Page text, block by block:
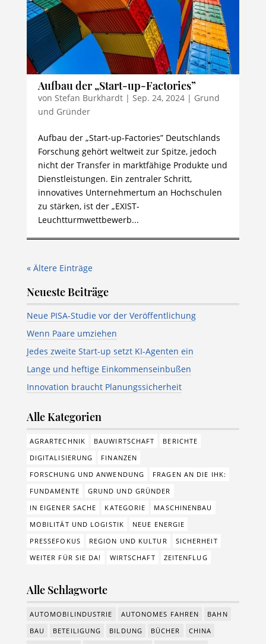
Aufbau der „Start-up-Factories”
von Stefan Burkhardt| Sep. 24, 2024| Grund
und Gründer
Aufbau der „Start-up-Factories” Deutschlands
Forschung gehört weltweit zur Spitze, jedoch
nicht der Transfer in marktfähige Produkte und
Dienstleistungen. Ein zentraler Schritt,
innovatives Unternehmertum an Hochschulen
zu stärken, ist der „EXIST-
Leuchtturmwettbewerb...
« Ältere Einträge
Neueste Beiträge
Neue PISA-Studie vor der Veröffentlichung
Wenn Paare umziehen
Jedes zweite Start-up setzt KI-Agenten ein
Lange und heftige Einkommenseinbußen
Innovation braucht Planungssicherheit
Alle Kategorien
AGRARTECHNIK BAUWIRTSCHAFT
BERICHTE
DIGITALISIERUNG
FINANZEN
FORSCHUNG UND ANWENDUNG
FRAGEN AN DIE IHK:
FUNDAMENTE
GRUND UND GRÜNDER
IN EIGENER SACHE
KATEGORIE
MASCHINENBAU
MOBILITÄT UND LOGISTIK
NEUE ENERGIE
PRESSEFOKUS
REGION UND KULTUR
SICHERHEIT
WEITER FÜR SIE DA!
WIRTSCHAFT ZEITENFLUG
Alle Schlagworte
AUTOMOBILINDUSTRIE AUTONOMES FAHREN
BAHN
BAU
BETEILIGUNG BILDUNG BÜCHER
CHINA